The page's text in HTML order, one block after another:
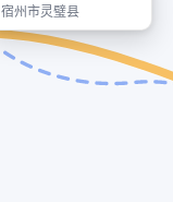
宿州市灵璧县